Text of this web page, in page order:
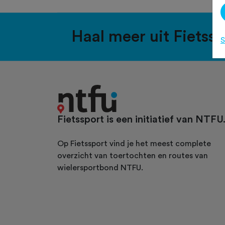
Haal meer uit
Fietssport is een initiatief van NTFU.
Op Fietssport vind je het meest complete
overzicht van toertochten en routes van
wielersportbond NTFU.